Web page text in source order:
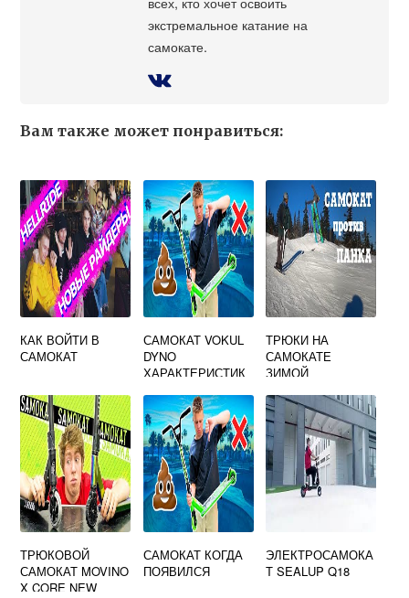
экстремальное катание на
самокате.
Вам также может понравиться:
КАК ВОЙТИ В
САМОКАТ
САМОКАТ VOKUL
DYNO
ХАРАКТЕРИСТИК
ТРЮКИ НА
САМОКАТЕ
ЗИМОЙ
ТРЮКОВОЙ
САМОКАТ MOVINO
X CORE NEW
САМОКАТ КОГДА
ПОЯВИЛСЯ
ЭЛЕКТРОСАМОКА
Т SEALUP Q18